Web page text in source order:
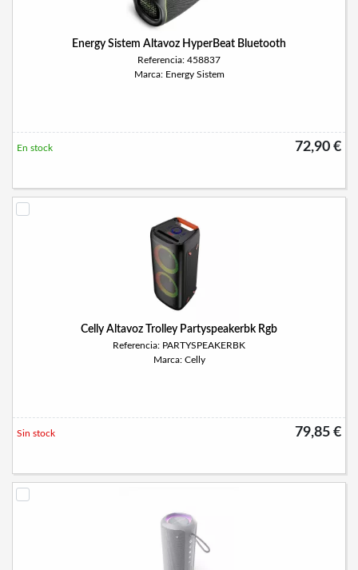
Energy Sistem Altavoz HyperBeat Bluetooth
Referencia: 458837
Marca: Energy Sistem
72,90 €
En stock
Celly Altavoz Trolley Partyspeakerbk Rgb
Referencia: PARTYSPEAKERBK
Marca: Celly
79,85 €
Sin stock